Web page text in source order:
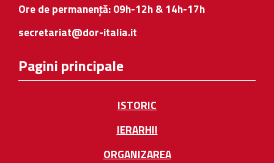
Ore de permanență: 09h-12h & 14h-17h
secretariat@dor-italia.it
Pagini principale
ISTORIC
IERARHII
ORGANIZAREA